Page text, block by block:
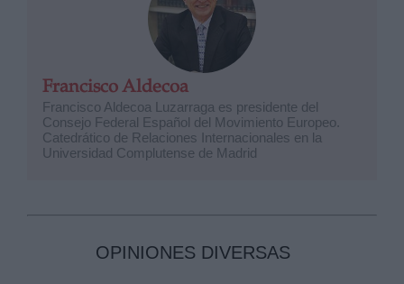
Francisco Aldecoa
Francisco Aldecoa Luzarraga es presidente del
Consejo Federal Español del Movimiento Europeo.
Catedrático de Relaciones Internacionales en la
Universidad Complutense de Madrid
OPINIONES DIVERSAS